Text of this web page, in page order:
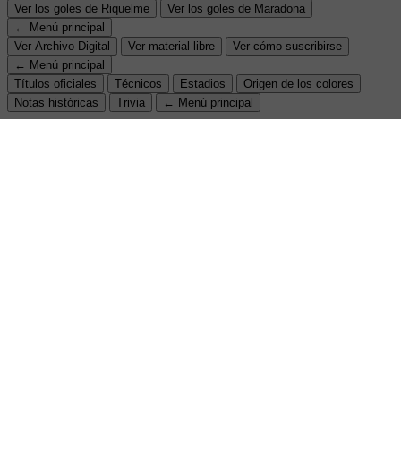
Ver los goles de Riquelme
Ver los goles de Maradona
← Menú principal
Ver Archivo Digital
Ver material libre
Ver cómo suscribirse
← Menú principal
Títulos oficiales
Técnicos Estadios
Origen de los colores
Notas históricas
Trivia ← Menú principal